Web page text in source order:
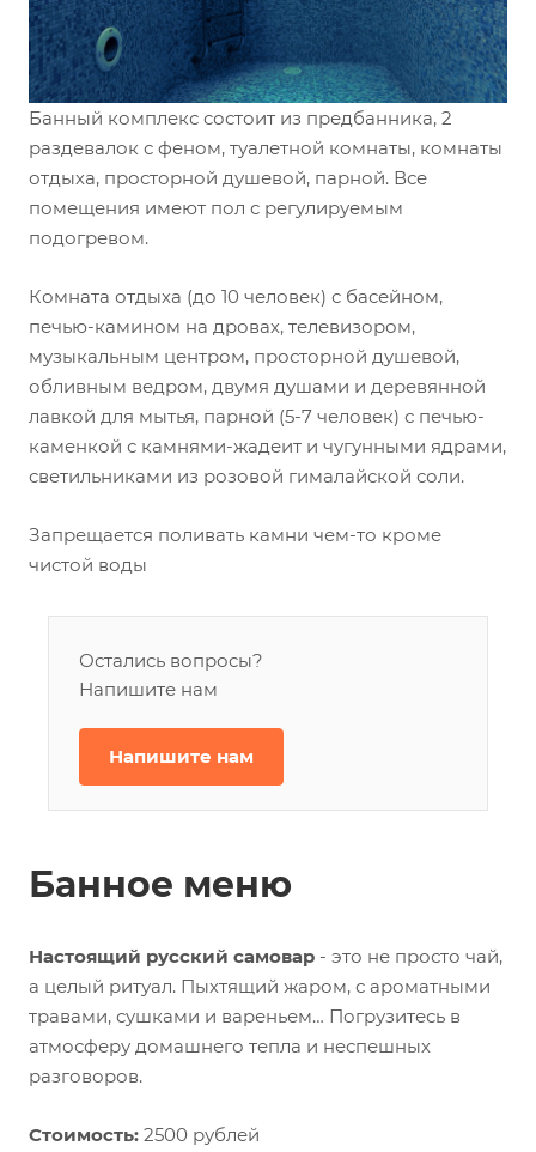
Банный комплекс состоит из предбанника, 2
раздевалок с феном, туалетной комнаты, комнаты
отдыха, просторной душевой, парной. Все
помещения имеют пол с регулируемым
подогревом.
Комната отдыха (до 10 человек) с басейном,
печью-камином на дровах, телевизором,
музыкальным центром, просторной душевой,
обливным ведром, двумя душами и деревянной
лавкой для мытья, парной (5-7 человек) с печью-
каменкой с камнями-жадеит и чугунными ядрами,
светильниками из розовой гималайской соли.
Запрещается поливать камни чем-то кроме
чистой воды
Остались вопросы?
Напишите нам
Напишите нам
Банное меню
Настоящий русский самовар - это не просто чай,
а целый ритуал. Пыхтящий жаром, с ароматными
травами, сушками и вареньем… Погрузитесь в
атмосферу домашнего тепла и неспешных
разговоров.
Стоимость: 2500 рублей